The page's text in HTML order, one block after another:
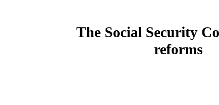
The Social Security
reforms